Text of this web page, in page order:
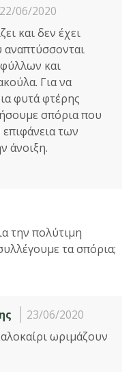
22/06/2020
και δεν έχει
και
Για να
φυτά φτέρης
σπόρια που
των
άνοιξη.
την πολύτιμη
τα σπόρια;
23/06/2020
ωριμάζουν